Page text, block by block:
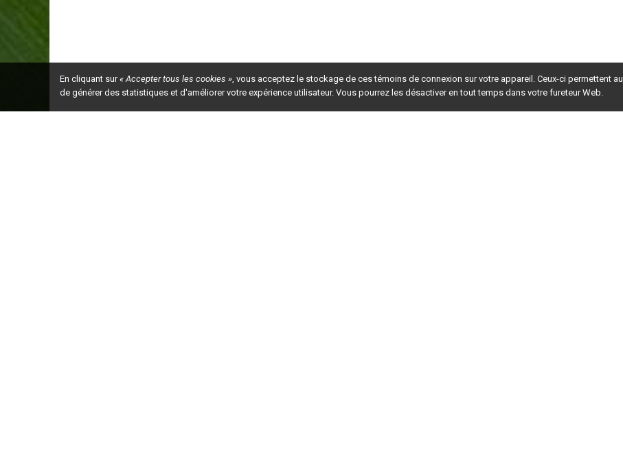
En cliquant sur« Accepter tous les cookies », vous acceptez le stockage de ces témoins de connexion sur votre appareil. Ceux-ci permettent au
de générer des statistiques et d'améliorer votre expérience utilisateur. Vous pourrez les désactiver en tout temps dans votre fureteur Web.